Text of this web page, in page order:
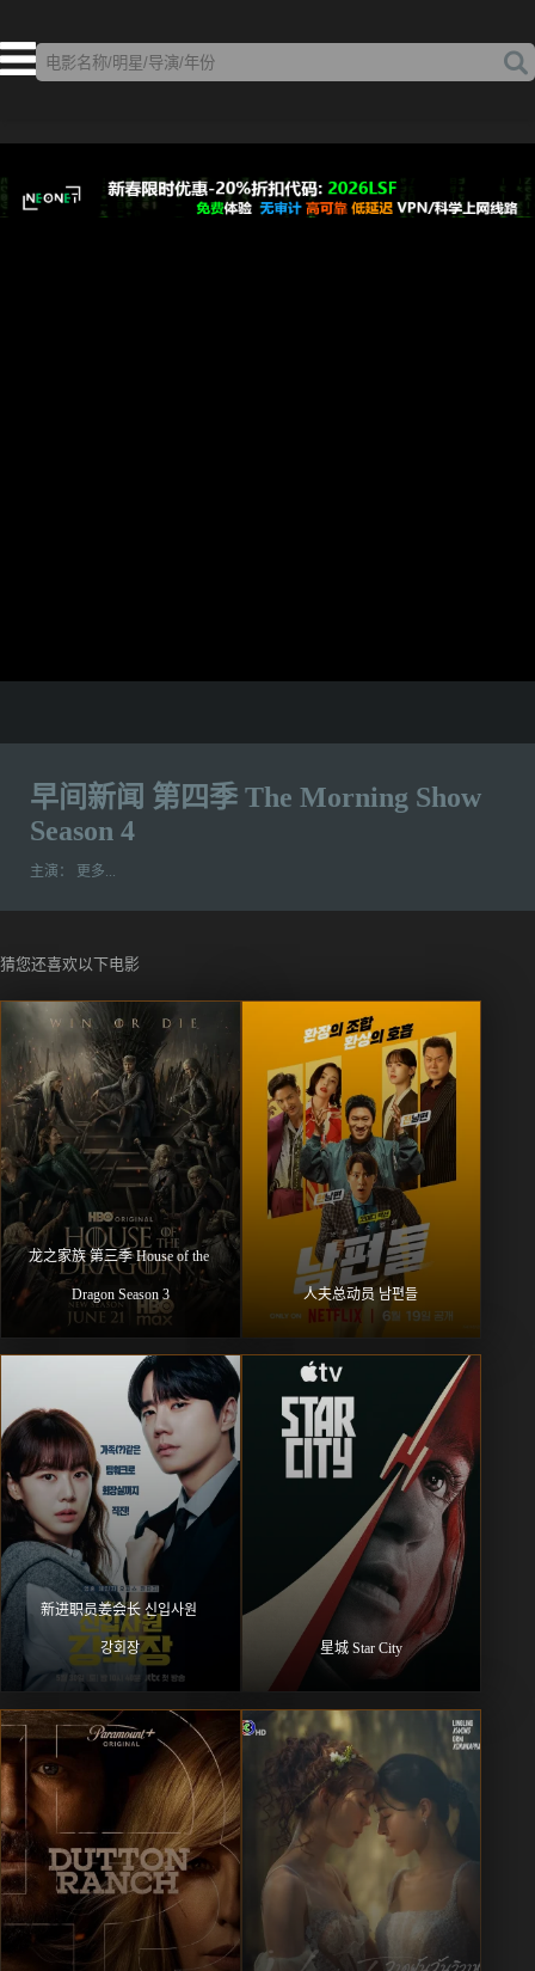
早间新闻 第四季 The Morning Show
Season 4
主演： 更多...
猜您还喜欢以下电影
龙之家族 第三季 House of the
Dragon Season 3 人夫总动员 남편들
新进职员姜会长 신입사원
강회장 星城 Star City